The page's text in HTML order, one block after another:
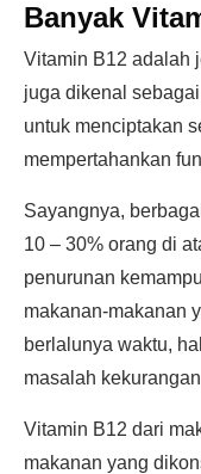
Banyak
Vitamin B12 adalah
juga dikenal
untuk menciptakan
mempertahankan
Sayangnya,
10 – 30% orang di
penurunan
makanan-makanan
berlalunya waktu,
masalah
Vitamin B12 dari
makanan yang